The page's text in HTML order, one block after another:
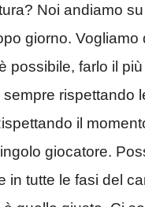
Noi andiamo
giorno. Vogliamo
possibile, farlo il
rispettando
il
giocatore.
in tutte le fasi del